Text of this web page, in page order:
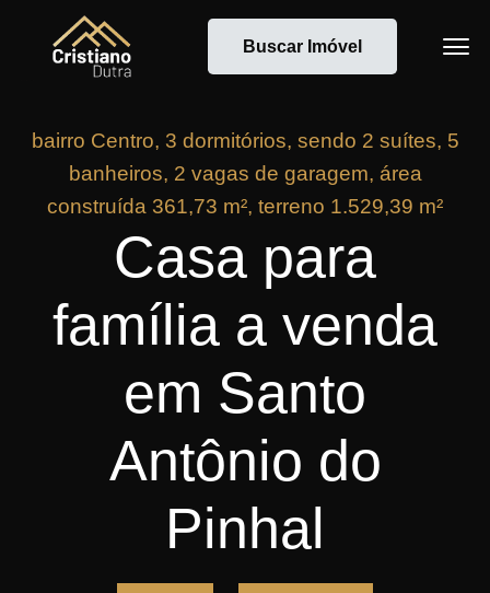
Buscar Imóvel
bairro Centro, 3 dormitórios, sendo 2 suítes, 5
banheiros, 2 vagas de garagem, área
construída 361,73 m², terreno 1.529,39 m²
Casa para
família a venda
em Santo
Antônio do
Pinhal